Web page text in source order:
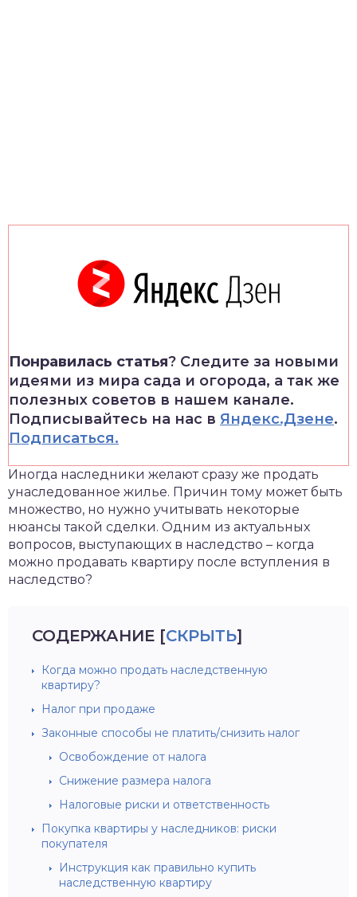
Понравилась статья? Следите за новыми
идеями из мира сада и огорода, а так же
полезных советов в нашем канале.
Подписывайтесь на нас в Яндекс.Дзене.
Подписаться.
Иногда наследники желают сразу же продать
унаследованное жилье. Причин тому может быть
множество, но нужно учитывать некоторые
нюансы такой сделки. Одним из актуальных
вопросов, выступающих в наследство – когда
можно продавать квартиру после вступления в
наследство?
СОДЕРЖАНИЕ [СКРЫТЬ]
Когда можно продать наследственную
квартиру?
Налог при продаже
Законные способы не платить/снизить налог
Освобождение от налога
Снижение размера налога
Налоговые риски и ответственность
Покупка квартиры у наследников: риски
покупателя
Инструкция как правильно купить
наследственную квартиру